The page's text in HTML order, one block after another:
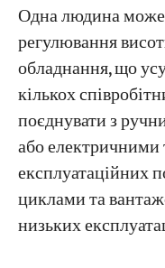
Одна людина може
регулювання
обладнання, що
кількох
поєднувати з
або електричними
експлуатаційних
циклами та
низьких